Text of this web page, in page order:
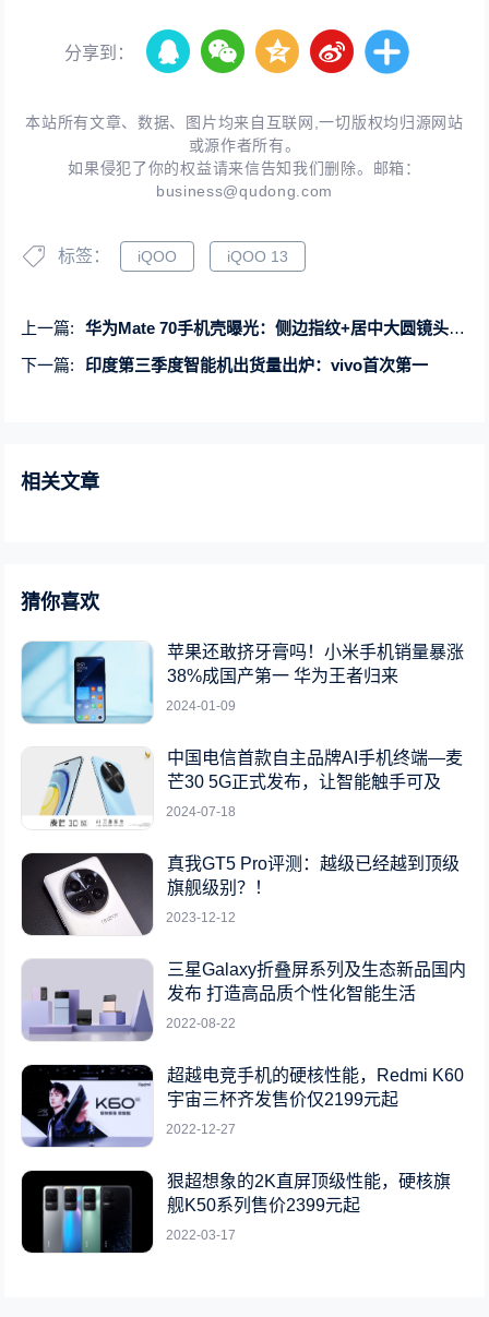
分享到：
本站所有文章、数据、图片均来自互联网,一切版权均归源网站
或源作者所有。
如果侵犯了你的权益请来信告知我们删除。邮箱：
business@qudong.com
标签： iQOO iQOO 13
上一篇:
华为Mate 70手机壳曝光：侧边指纹+居中大圆镜头设计实锤
下一篇:
印度第三季度智能机出货量出炉：vivo首次第一
相关文章
猜你喜欢
苹果还敢挤牙膏吗！小米手机销量暴涨
38%成国产第一 华为王者归来
2024-01-09
中国电信首款自主品牌AI手机终端—麦
芒30 5G正式发布，让智能触手可及
2024-07-18
真我GT5 Pro评测：越级已经越到顶级
旗舰级别？！
2023-12-12
三星Galaxy折叠屏系列及生态新品国内
发布 打造高品质个性化智能生活
2022-08-22
超越电竞手机的硬核性能，Redmi K60
宇宙三杯齐发售价仅2199元起
2022-12-27
狠超想象的2K直屏顶级性能，硬核旗
舰K50系列售价2399元起
2022-03-17